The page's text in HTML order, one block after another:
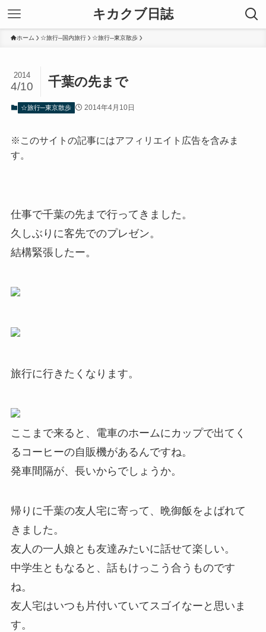
キカクブ日誌
ホーム ☆旅行─国内旅行 ☆旅行─東京散歩
千葉の先まで
2014
4/10
☆旅行─東京散歩 2014年4月10日
※このサイトの記事にはアフィリエイト広告を含みま
す。
仕事で千葉の先まで行ってきました。
久しぶりに客先でのプレゼン。
結構緊張したー。
旅行に行きたくなります。
ここまで来ると、電車のホームにカップで出てく
るコーヒーの自販機があるんですね。
発車間隔が、長いからでしょうか。
帰りに千葉の友人宅に寄って、晩御飯をよばれて
きました。
友人の一人娘とも友達みたいに話せて楽しい。
中学生ともなると、話もけっこう合うものです
ね。
友人宅はいつも片付いていてスゴイなーと思いま
す。